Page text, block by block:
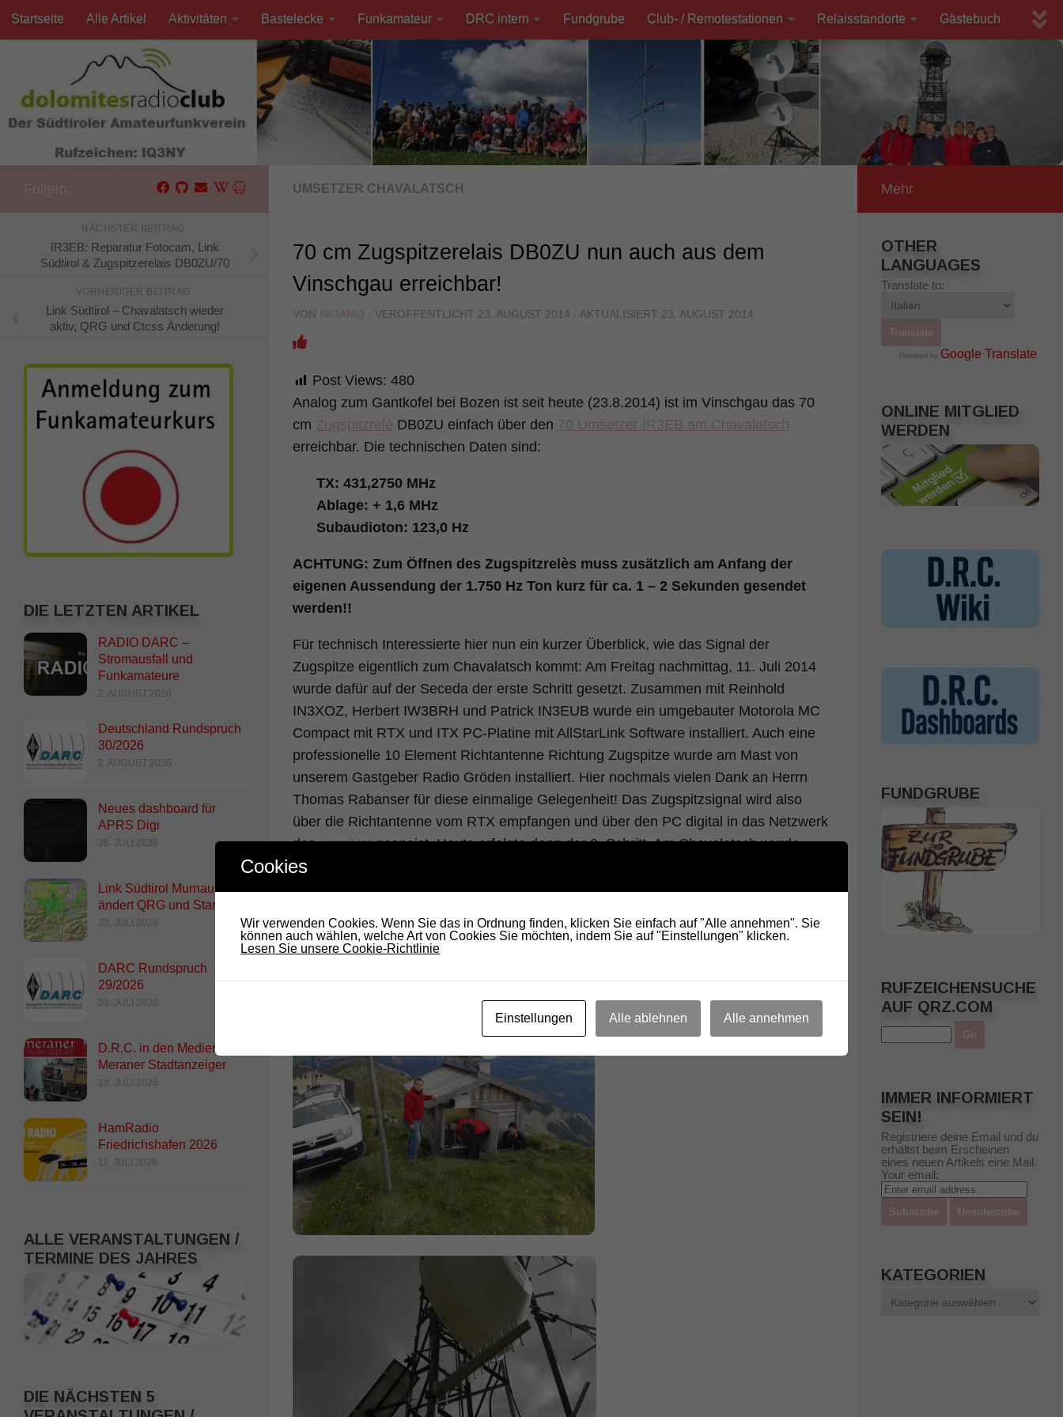
Unter dem Inhalt
Startseite Alle Artikel Aktivitäten Bastelecke Funkamateur DRC intern Fundgrube Club- / Remotestationen Relaisstandorte Gästebuch
UMSETZER CHAVALATSCH
70 cm Zugspitzerelais DB0ZU nun auch aus dem
Vinschgau erreichbar!
VON IW3AMQ · VERÖFFENTLICHT 23. AUGUST 2014 · AKTUALISIERT 23. AUGUST 2014
Post Views: 480
Analog zum Gantkofel bei Bozen ist seit heute (23.8.2014) ist im Vinschgau das 70
cm Zugspitzrelè DB0ZU einfach über den 70 Umsetzer IR3EB am Chavalatsch
erreichbar. Die technischen Daten sind:
TX: 431,2750 MHz
Ablage: + 1,6 MHz
Subaudioton: 123,0 Hz
ACHTUNG: Zum Öffnen des Zugspitzrelès muss zusätzlich am Anfang der
eigenen Aussendung der 1.750 Hz Ton kurz für ca. 1 – 2 Sekunden gesendet
werden!!
Für technisch Interessierte hier nun ein kurzer Überblick, wie das Signal der
Zugspitze eigentlich zum Chavalatsch kommt: Am Freitag nachmittag, 11. Juli 2014
wurde dafür auf der Seceda der erste Schritt gesetzt. Zusammen mit Reinhold
IN3XOZ, Herbert IW3BRH und Patrick IN3EUB wurde ein umgebauter Motorola MC
Compact mit RTX und ITX PC-Platine mit AllStarLink Software installiert. Auch eine
professionelle 10 Element Richtantenne Richtung Zugspitze wurde am Mast von
unserem Gastgeber Radio Gröden installiert. Hier nochmals vielen Dank an Herrn
Thomas Rabanser für diese einmalige Gelegenheit! Das Zugspitzsignal wird also
über die Richtantenne vom RTX empfangen und über den PC digital in das Netzwerk
desHamNetgespeist. Heute erfolgte dann der 2. Schritt. Am Chavalatsch wurde
heute der 70 cm Dual-Umsetzer wieder installiert. Er beinhaltet zwei 70 cm Umsetzer,
einer auf 431,400 MHz mit dem Link Südtirol Signal und der andere mit dem Signal
Viel Spaß mit dem Zugspitzrelè! Nachfolgend einige Fotos vom Einsatz Seceda.
73! Thomas, IW3AMQ
NÄCHSTER BEITRAG
IR3EB: Reparatur Fotocam, Link
Südtirol & Zugspitzerelais DB0ZU/70
VORHERIGER BEITRAG
Link Südtirol – Chavalatsch wieder
aktiv, QRG und Ctcss Änderung!
DIE LETZTEN ARTIKEL
RADIO DARC –
Stromausfall und
Funkamateure
2. AUGUST 2026
Deutschland Rundspruch
30/2026
2. AUGUST 2026
Neues dashboard für
APRS Digi
28. JULI 2026
Link Südtirol Murnau Süd
ändert QRG und Standort
23. JULI 2026
DARC Rundspruch
29/2026
23. JULI 2026
D.R.C. in den Medien –
Meraner Stadtanzeiger
18. JULI 2026
HamRadio
Friedrichshafen 2026
11. JULI 2026
ALLE VERANSTALTUNGEN /
TERMINE DES JAHRES
DIE NÄCHSTEN 5
Mehr
OTHER
LANGUAGES
Translate to:
Powered by Google Translate .
ONLINE MITGLIED
WERDEN
FUNDGRUBE
RUFZEICHENSUCHE
AUF QRZ.COM
IMMER INFORMIERT
SEIN!
Registriere deine Email und du
erhältst beim Erscheinen
eines neuen Artikels eine Mail.
Your email:
KATEGORIEN
Cookies
Wir verwenden Cookies. Wenn Sie das in Ordnung finden, klicken Sie einfach auf "Alle annehmen". Sie
können auch wählen, welche Art von Cookies Sie möchten, indem Sie auf "Einstellungen" klicken.
Lesen Sie unsere Cookie-Richtlinie
Einstellungen Alle ablehnen Alle annehmen